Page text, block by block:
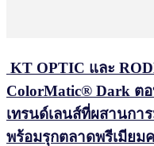
KT OPTIC และ
ColorMatic® Dark ต
เทรนด์เลนส์ที่ผสานกา
พร้อมรุกตลาดพรีเมียม